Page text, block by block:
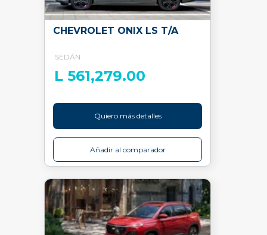
CHEVROLET ONIX LS T/A
SEDÁN
L 561,279.00
Quiero más detalles
Añadir al comparador